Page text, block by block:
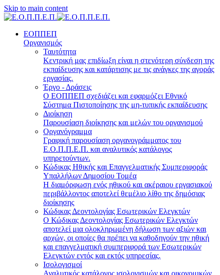
Skip to main content
ΕΟΠΠΕΠ
Οργανισμός
Ταυτότητα
Κεντρική μας επιδίωξη είναι η στενότερη σύνδεση της
εκπαίδευσης και κατάρτισης με τις ανάγκες της αγοράς
εργασίας.
Έργο - Δράσεις
Ο ΕΟΠΠΕΠ σχεδιάζει και εφαρμόζει Eθνικό
Σύστημα Πιστοποίησης της μη-τυπικής εκπαίδευσης
Διοίκηση
Παρουσίαση διοίκησης και μελών του οργανισμού
Οργανόγραμμα
Γραφική παρουσίαση οργανογράμματος του
Ε.Ο.Π.Π.Ε.Π. και αναλυτικός κατάλογος
υπηρετούντων.
Κώδικας Ηθικής και Επαγγελματικής Συμπεριφοράς
Υπαλλήλων Δημοσίου Τομέα
Η διαμόρφωση ενός ηθικού και ακέραιου εργασιακού
περιβάλλοντος αποτελεί θεμέλιο λίθο της δημόσιας
διοίκησης
Κώδικας Δεοντολογίας Εσωτερικών Ελεγκτών
Ο Κώδικας Δεοντολογίας Εσωτερικών Ελεγκτών
αποτελεί μια ολοκληρωμένη δήλωση των αξιών και
αρχών, οι οποίες θα πρέπει να καθοδηγούν την ηθική
και επαγγελματική συμπεριφορά των Εσωτερικών
Ελεγκτών εντός και εκτός υπηρεσίας.
Ισολογισμοί
Αναλυτικός κατάλογος ισολογισμών και οικονομικών